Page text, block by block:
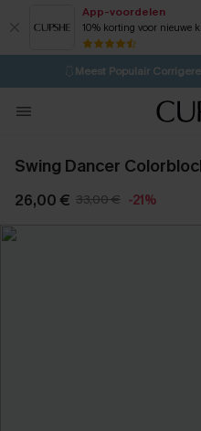
App-voordelen
10% korting voor nieuwe
⚡️LAATSTE KANS
🩱Meest Populair
💌Abonneer je &
Koop 3, krijg
Swing Dancer
26,00 € 33,00 € -21%